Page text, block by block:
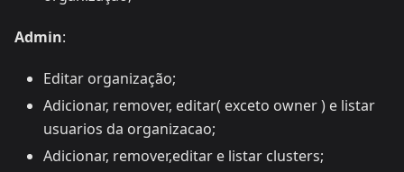
Admin:
Editar organização;
Adicionar, remover, editar( exceto owner ) e listar
usuarios da organizacao;
Adicionar, remover,editar e listar clusters;